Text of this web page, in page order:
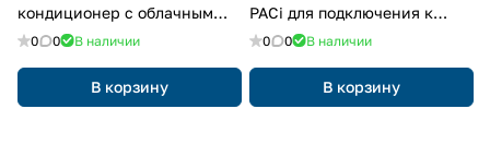
кондиционер с облачным
интерфейсом управления
0 0 В наличии
В корзину
PACi для подключения к
интерфейсу управления
0 0 В наличии
В корзину